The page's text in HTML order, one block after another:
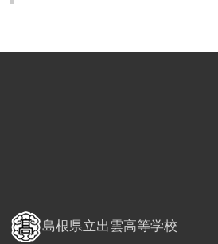
島根県立出雲高等学校